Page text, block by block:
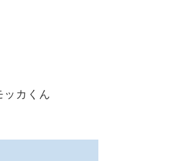
ッカくん